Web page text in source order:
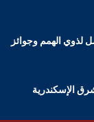
لذوي الهمم وجوائز
الإسكندرية